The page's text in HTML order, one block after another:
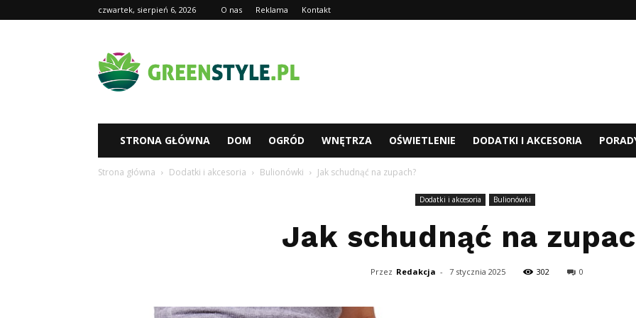
czwartek, sierpień 6, 2026 O nas Reklama Kontakt
STRONA GŁÓWNA DOM OGRÓD WNĘTRZA OŚWIETLENIE DODATKI I AKCESORIA
Strona główna Dodatki i akcesoria Bulionówki Jak schudnąć na zupach?
Dodatki i akcesoria Bulionówki
Jak schudnąć na
Przez Redakcja - 7 stycznia 2025 302 0